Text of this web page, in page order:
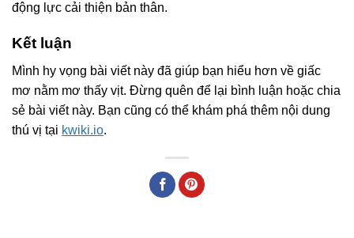
động lực cải thiện bản thân.
Kết luận
Mình hy vọng bài viết này đã giúp bạn hiểu hơn về giấc
mơ nằm mơ thấy vịt. Đừng quên để lại bình luận hoặc chia
sẻ bài viết này. Bạn cũng có thể khám phá thêm nội dung
thú vị tại kwiki.io.